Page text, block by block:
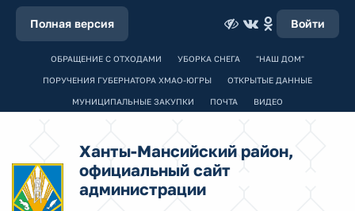
Полная версия Войти
ОБРАЩЕНИЕ С ОТХОДАМИ УБОРКА СНЕГА "НАШ ДОМ"
ПОРУЧЕНИЯ ГУБЕРНАТОРА ХМАО-ЮГРЫ ОТКРЫТЫЕ ДАННЫЕ
МУНИЦИПАЛЬНЫЕ ЗАКУПКИ ПОЧТА ВИДЕО
Ханты-Мансийский район,
официальный сайт
администрации